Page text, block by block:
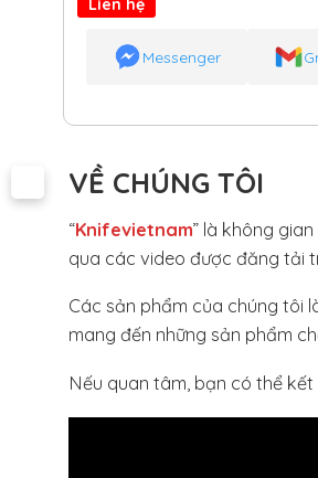
Liên hệ
Messenger
VỀ CHÚNG TÔI
“Knifevietnam” là không
qua các video được đăng tải
Các sản phẩm của chúng tôi
mang đến những sản phẩm
Nếu quan tâm, bạn có thể